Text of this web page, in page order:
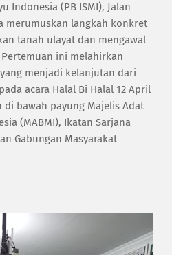
Indonesia (PB ISMI), Jalan
merumuskan langkah konkret
tanah ulayat dan mengawal
ini melahirkan
menjadi kelanjutan dari
acara Halal Bi Halal 12 April
di bawah payung Majelis Adat
(MABMI), Ikatan Sarjana
Gabungan Masyarakat